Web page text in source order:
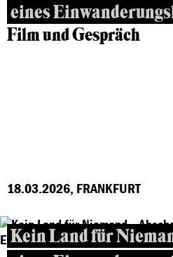
eines
Film und Gespräch
18.03.2026, FRANKFURT
Kein Land für